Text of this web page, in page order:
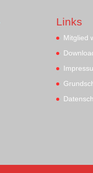
Links
Mitglied